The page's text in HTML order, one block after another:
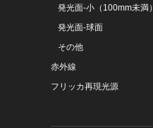
発光面-小（100mm未満）
発光面-球面
その他
赤外線
フリッカ再現光源